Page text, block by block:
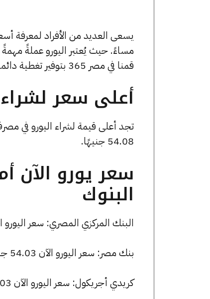
مساءً. حيث يُعتبر اليورو عملةً مهمةً
قمنا في مصر 365 بتوفير تغطية دائمة لأسعار اليورو الآن وفي هذا المقال، سنتعرف على كافة أسعار اليورو.
أعلى سعر لشراء
54.08 جنيهًا.
سعر يورو الآن
البنوك
البنك المركزي المصري: سعر اليورو الآن 53.76 جنيها للشراء و
بنك مصر: سعر اليورو الآن 54.03 جنيها للشراء و 54.21 للبيع.
كريدي أجريكول: سعر اليورو الآن 54.03 جنيها للشراء و 54.21 للبيع.